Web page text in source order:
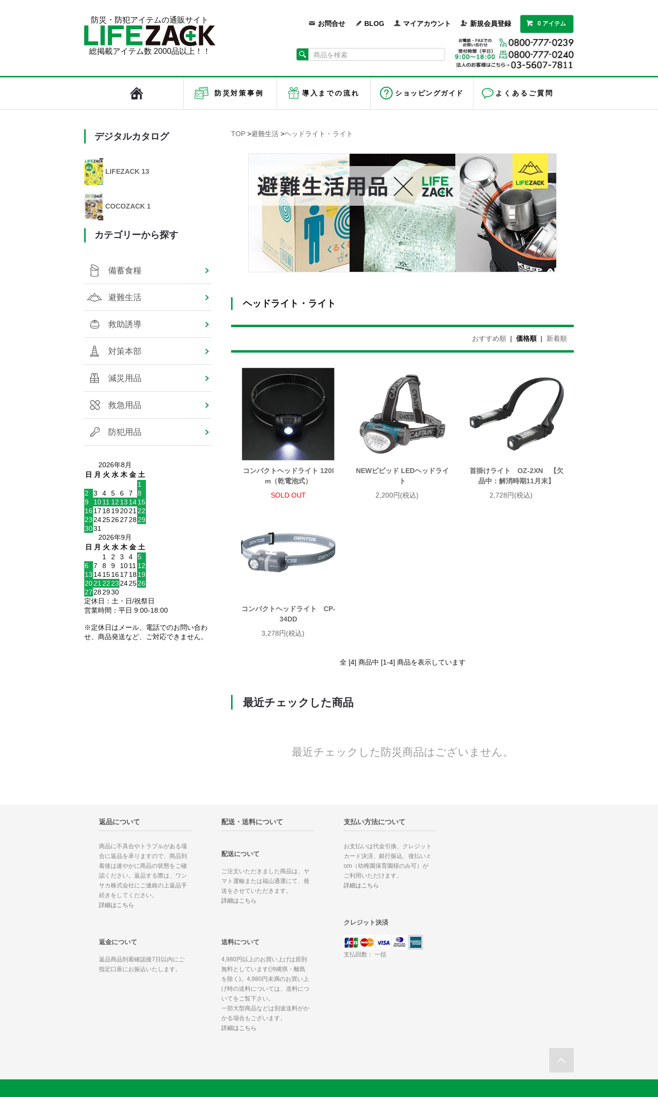
防災・防犯アイテムの通販サイト
総掲載アイテム数 2000品以上！！
お問合せ BLOG マイアカウント 新規会員登録 0 アイテム
防災対策事例 導入までの流れ ショッピングガイド よくあるご質問
TOP >避難生活 >ヘッドライト・ライト
ヘッドライト・ライト
おすすめ順 | 価格順| 新着順
コンパクトヘッドライト 120l
m（乾電池式）
SOLD OUT
NEWビビッド LEDヘッドライ
ト
2,200円(税込)
首掛けライト OZ-2XN 【欠
品中：解消時期11月末】
2,728円(税込)
コンパクトヘッドライト CP-
34DD
3,278円(税込)
全 [4] 商品中 [1-4] 商品を表示しています
最近チェックした商品
最近チェックした防災商品はございません。
デジタルカタログ
LIFEZACK 13
COCOZACK 1
カテゴリーから探す
備蓄食糧
避難生活
救助誘導
対策本部
減災用品
救急用品
防犯用品
2026年8月
日
月 火 水 木 金 土
1
2
3 4 5 6 7
8
9
1011 12 13 1415
16 17 18192021 22
23 24252627 2829
3031
2026年9月
日
月 火 水 木 金 土
1
2 3 4
5
6
7 8 9 1011 12
13 14151617 1819
2021 22 23 242526
27 282930
定休日：土・日/祝祭日
営業時間：平日 9:00-18:00
※定休日はメール、電話でのお問い合わ
せ、商品発送など、ご対応できません。
返品について
商品に不具合やトラブルがある場
合に返品を承りますので、商品到
着後は速やかに商品の状態をご確
認ください。返品する際は、ワン
サカ株式会社にご連絡の上返品手
続きをしてください。
詳細はこちら
返金について
返品商品到着確認後7日以内にご
指定口座にお振込いたします。
配送・送料について
配送について
ご注文いただきました商品は、ヤ
マト運輸または福山通運にて、発
送をさせていただきます。
詳細はこちら
送料について
4,980円以上のお買い上げは原則
無料としています(沖縄県・離島
を除く)。4,980円未満のお買い上
げ時の送料については、送料につ
いてをご覧下さい。
一部大型商品などは別途送料がか
かる場合もございます。
詳細はこちら
支払い方法について
お支払いは代金引換、クレジット
カード決済、銀行振込、後払い.c
om（幼稚園保育園様のみ可）が
ご利用いただけます。
詳細はこちら
クレジット決済
支払回数： 一括